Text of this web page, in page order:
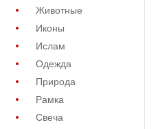
Животные
Иконы
Ислам
Одежда
Природа
Рамка
Свеча